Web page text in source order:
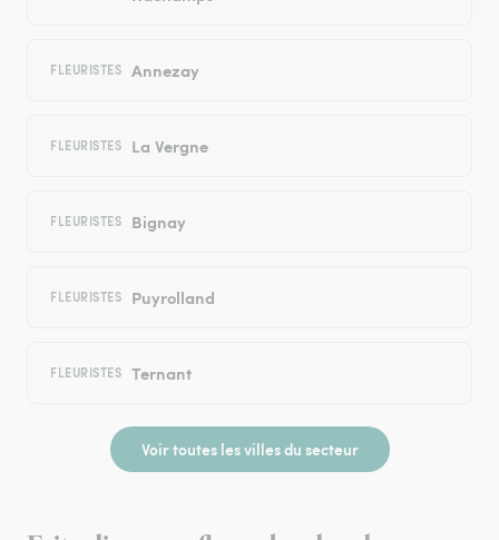
FLEURISTES Annezay
FLEURISTES La Vergne
FLEURISTES Bignay
FLEURISTES Puyrolland
FLEURISTES Ternant
Voir toutes les villes du secteur